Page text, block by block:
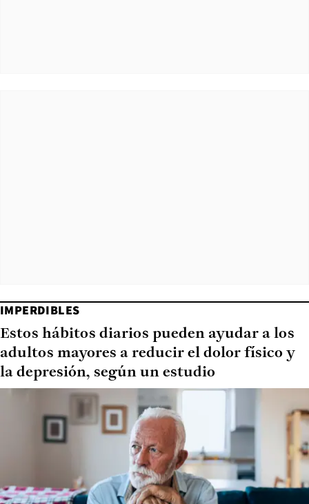
IMPERDIBLES
Estos hábitos diarios pueden ayudar a los
adultos mayores a reducir el dolor físico y
la depresión, según un estudio